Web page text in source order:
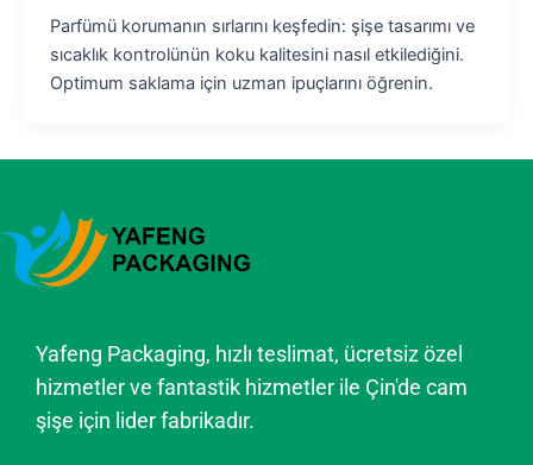
Parfümü korumanın sırlarını keşfedin: şişe tasarımı ve
sıcaklık kontrolünün koku kalitesini nasıl etkilediğini.
Optimum saklama için uzman ipuçlarını öğrenin.
Yafeng Packaging, hızlı teslimat, ücretsiz özel
hizmetler ve fantastik hizmetler ile Çin'de cam
şişe için lider fabrikadır.